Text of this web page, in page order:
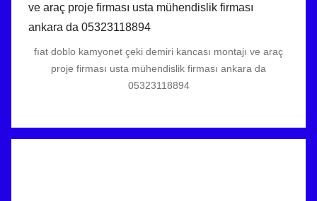
fıat doblo kamyonet çeki demiri kancası montajı ve araç
proje firması usta mühendislik firması ankara da
05323118894